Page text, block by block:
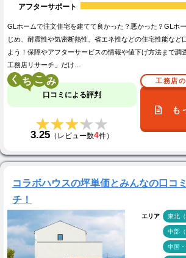
アフターサポート
GLホームで注文住宅を建てて良かった？悪かった？GLホ
じめ、耐震性や気密断熱性、省エネ性などの住宅性能など
よう！保障やアフターサービスの情報や値下げ方法まで調
工務店リサーチ」だけ…
く こ
口コミによる評判
★★★★★
★★★★★
3.25 （レビュー数4件）
工務店
も
コラボハウスの坪単価とみんなの口コ
チ！
エリア 東北（
中部（
中国・